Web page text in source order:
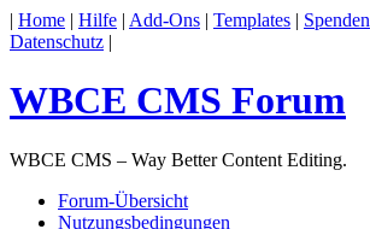
| Home | Hilfe | Add-Ons | Templates | Spenden
Datenschutz |
WBCE CMS Forum
WBCE CMS – Way Better Content Editing.
Forum-Übersicht
Nutzungsbedingungen